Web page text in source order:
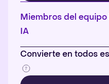
Más información
Miembros del
IA
Convierte en todos